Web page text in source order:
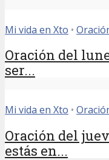
Mi vida en Xto •
Oración del
ser...
Mi vida en Xto •
Oración del
estás en...